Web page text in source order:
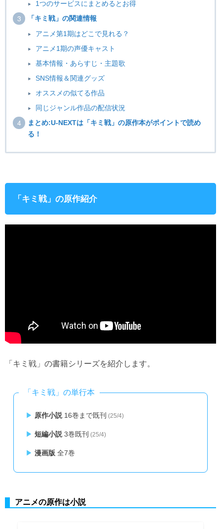
1つのサービスにまとめるとお得
「キミ戦」の関連情報
アニメ第1期はどこで見れる？
アニメ1期の声優キャスト
基本情報・あらすじ・主題歌
SNS情報＆関連グッズ
オススメの似てる作品
同じジャンル作品の配信状況
まとめ:U-NEXTは「キミ戦」の原作本がポイントで読め
る！
「キミ戦」の原作紹介
「キミ戦」の書籍シリーズを紹介します。
「キミ戦」の単行本
原作小説16巻まで既刊 (25/4)
短編小説3巻既刊 (25/4)
漫画版 全7巻
アニメの原作は小説